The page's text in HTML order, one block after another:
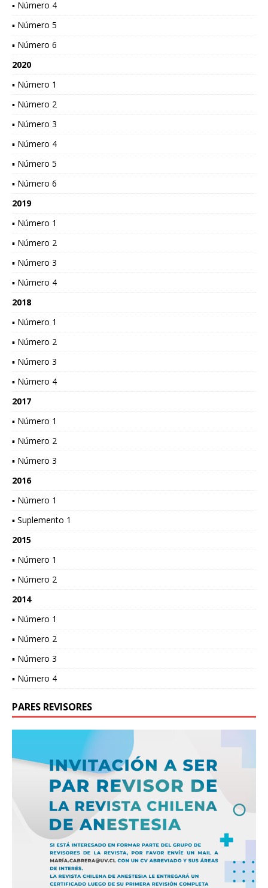
▪ Número 4
▪ Número 5
▪ Número 6
2020
▪ Número 1
▪ Número 2
▪ Número 3
▪ Número 4
▪ Número 5
▪ Número 6
2019
▪ Número 1
▪ Número 2
▪ Número 3
▪ Número 4
2018
▪ Número 1
▪ Número 2
▪ Número 3
▪ Número 4
2017
▪ Número 1
▪ Número 2
▪ Número 3
2016
▪ Número 1
▪ Suplemento 1
2015
▪ Número 1
▪ Número 2
2014
▪ Número 1
▪ Número 2
▪ Número 3
▪ Número 4
PARES REVISORES